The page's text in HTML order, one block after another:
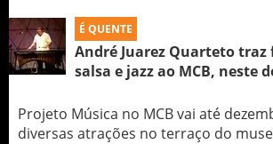
É QUENTE
André Juarez Quarteto traz
salsa e jazz ao MCB, neste
Projeto Música no MCB vai até
diversas atrações no terraço do